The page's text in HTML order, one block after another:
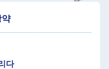
약
다